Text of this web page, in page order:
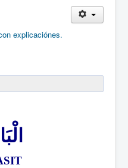
explicaciónes.